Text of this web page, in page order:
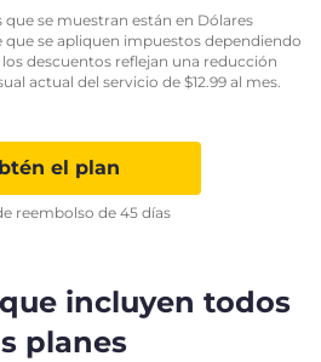
que se muestran están en Dólares
que se apliquen impuestos dependiendo
descuentos reflejan una reducción
actual del servicio de $12.99al mes.
el plan
reembolso de 45 días
incluyen todos
planes